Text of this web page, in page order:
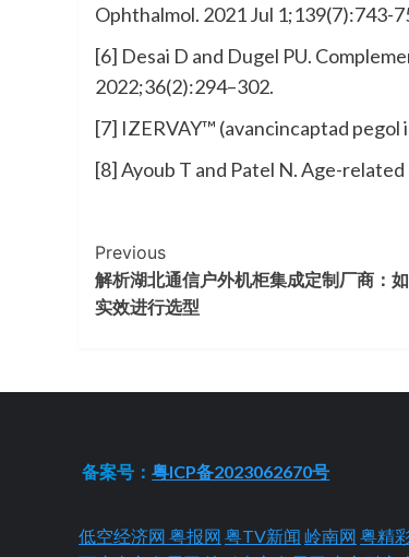
Ophthalmol. 2021 Jul 1;139(7):743-
[6] Desai D and Dugel PU.
2022;36(2):294–302.
[7] IZERVAY™ (avancincaptad
[8] Ayoub T and Patel N. Age-
Continue
Reading
Previous
解析湖北通信户外机柜集成定制厂商：
实效进行选型
备案号：粤ICP备2023062670号
低空经济网 粤报网 粤TV新闻 岭南网 粤精